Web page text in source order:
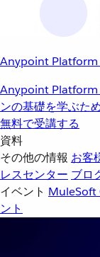
Anypoint Platform
Anypoint Platform
ンの基礎を学ぶた
無料で受講する
資料
その他の情報 お客
レスセンター ブロ
イベント MuleSoft
ント